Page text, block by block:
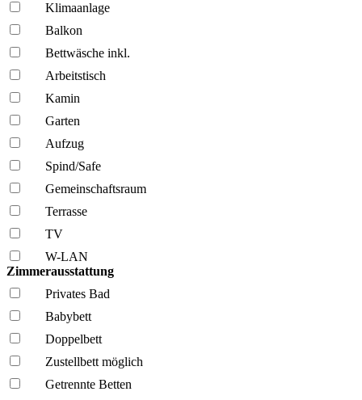
Klima­anlage
Balkon
Bettwäsche inkl.
Arbeitstisch
Kamin
Garten
Aufzug
Spind/Safe
Gemeinschafts­raum
Terrasse
TV
W-LAN
Zimmerausstattung
Privates Bad
Babybett
Doppelbett
Zustellbett möglich
Getrennte Betten